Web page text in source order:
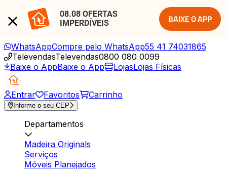
08.08 OFERTAS
IMPERDÍVEIS
BAIXE O APP
WhatsAppCompre pelo WhatsApp55 41 74031865
TelevendasTelevendas0800 080 0099
Baixe o AppBaixe o App LojasLojas Físicas
Entrar Favoritos Carrinho
Informe o seu CEP
Departamentos
Madeira Originals
Serviços
Móveis Planejados